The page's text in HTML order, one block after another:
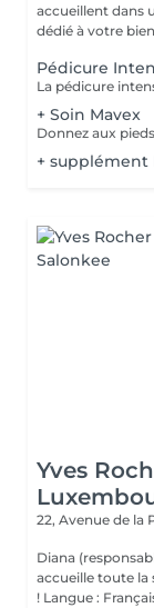
accueillent dans
dédié à votre
Pédicure
+ Soin Mavex
+ supplément
Yves
22, Avenue de la
Diana
accueille toute la
! Langue :